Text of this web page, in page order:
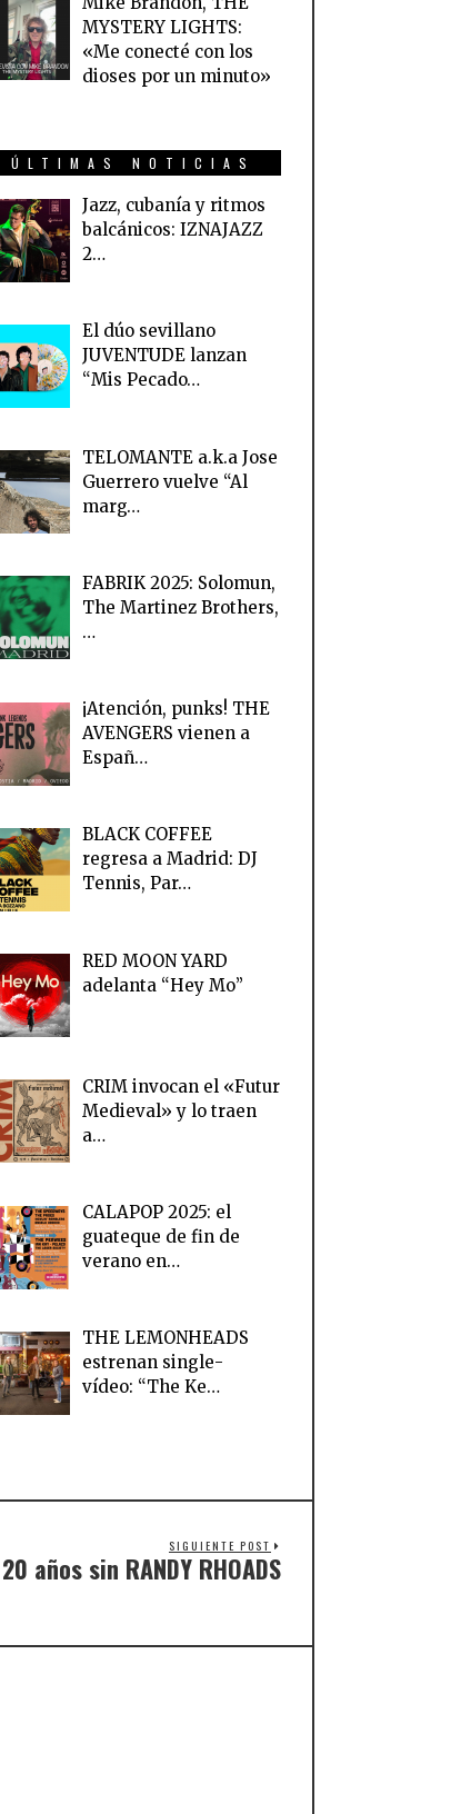
MYSTERY LIGHTS:
«Me conecté con los
dioses por un minuto»
ÚLTIMAS NOTICIAS
Jazz, cubanía y ritmos
balcánicos: IZNAJAZZ
2…
El dúo sevillano
JUVENTUDE lanzan
“Mis Pecado…
TELOMANTE a.k.a Jose
Guerrero vuelve “Al
marg…
FABRIK 2025: Solomun,
The Martinez Brothers,
…
¡Atención, punks! THE
AVENGERS vienen a
Españ…
BLACK COFFEE
regresa a Madrid: DJ
Tennis, Par…
RED MOON YARD
adelanta “Hey Mo”
CRIM invocan el «Futur
Medieval» y lo traen
a…
CALAPOP 2025: el
guateque de fin de
verano en…
THE LEMONHEADS
estrenan single-
vídeo: “The Ke…
SIGUIENTE POST
20 años sin RANDY RHOADS